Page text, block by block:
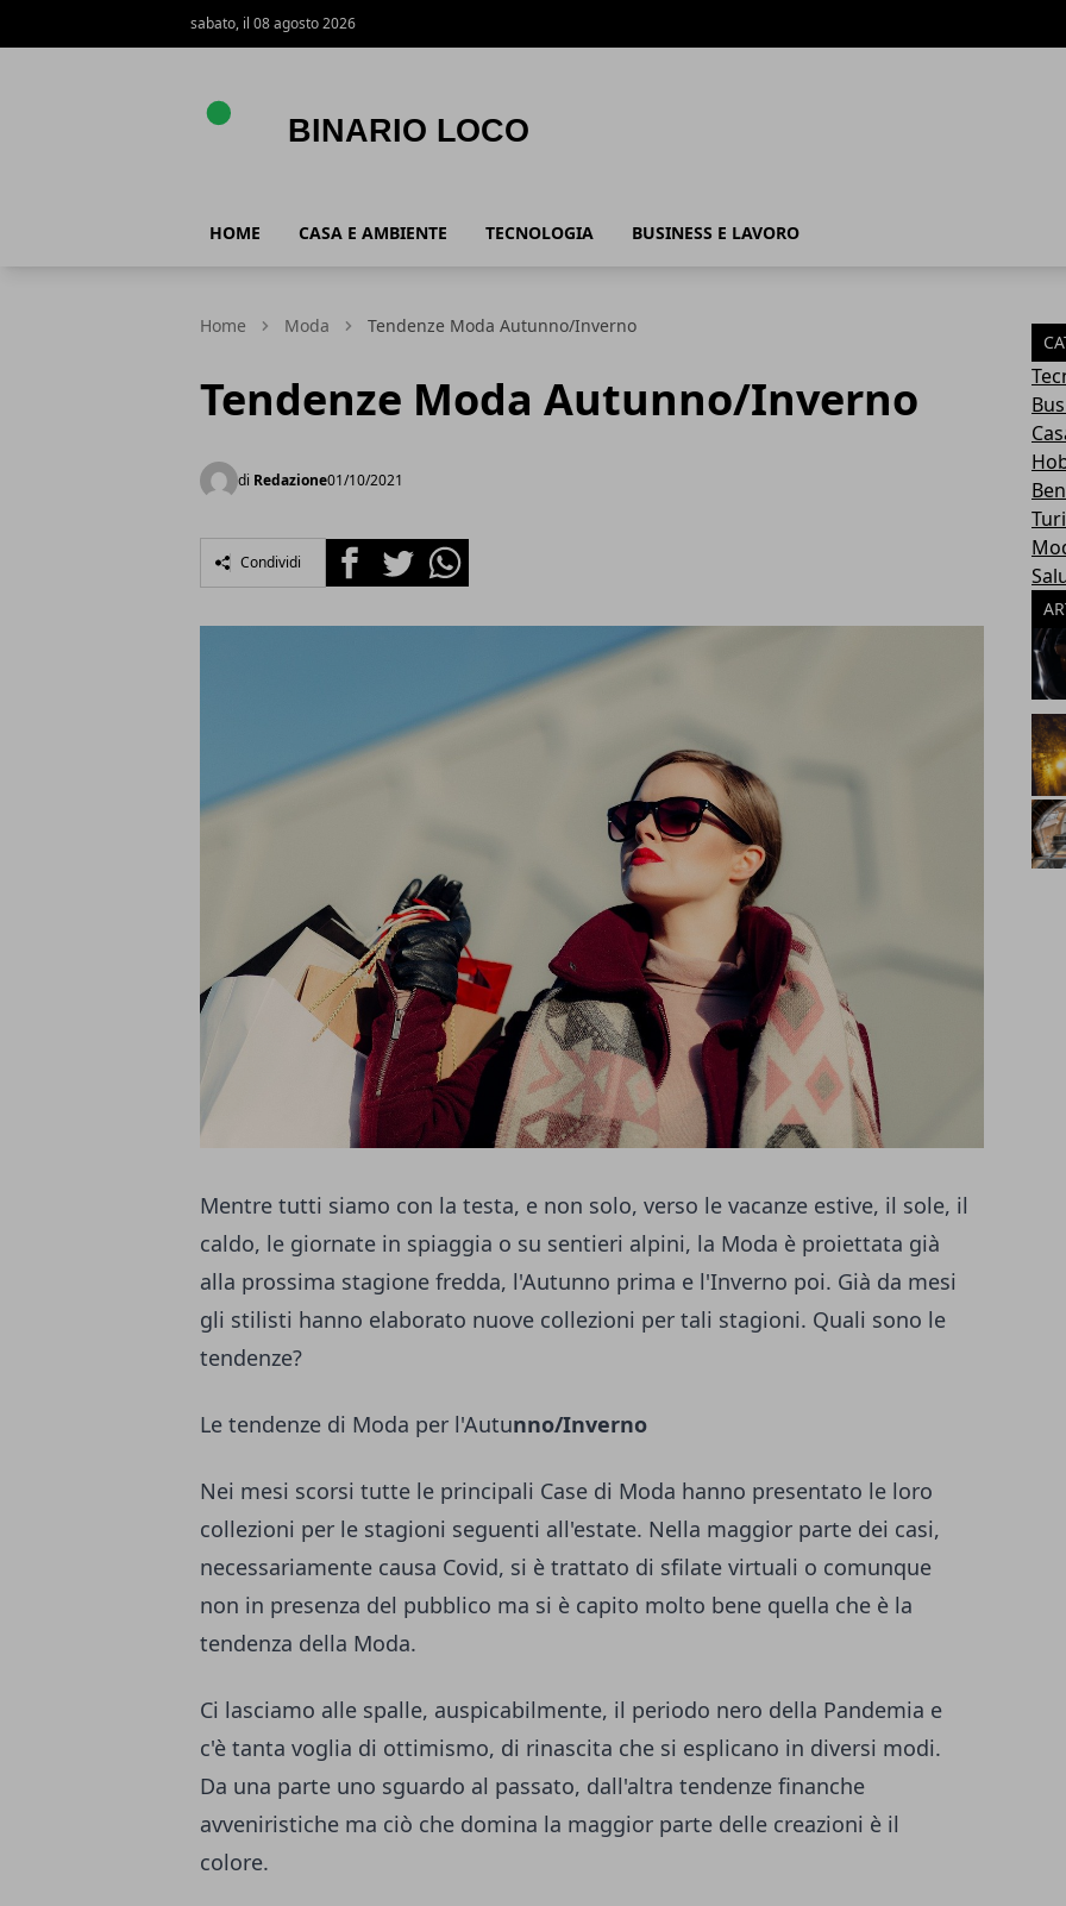
sabato, il 08 agosto 2026
HOME CASA E AMBIENTE TECNOLOGIA BUSINESS E LAVORO
Home Moda Tendenze Moda Autunno/Inverno
Tendenze Moda Autunno/Inverno
di Redazione01/10/2021
Condividi FacebookTwitterWhatsapp
Mentre tutti siamo con la testa, e non solo, verso le vacanze estive, il sole, il
caldo, le giornate in spiaggia o su sentieri alpini, la Moda è proiettata già
alla prossima stagione fredda, l'Autunno prima e l'Inverno poi. Già da mesi
gli stilisti hanno elaborato nuove collezioni per tali stagioni. Quali sono le
tendenze?
Le tendenze di Moda per l'Autunno/Inverno
Nei mesi scorsi tutte le principali Case di Moda hanno presentato le loro
collezioni per le stagioni seguenti all'estate. Nella maggior parte dei casi,
necessariamente causa Covid, si è trattato di sfilate virtuali o comunque
non in presenza del pubblico ma si è capito molto bene quella che è la
tendenza della Moda.
Ci lasciamo alle spalle, auspicabilmente, il periodo nero della Pandemia e
c'è tanta voglia di ottimismo, di rinascita che si esplicano in diversi modi.
Da una parte uno sguardo al passato, dall'altra tendenze finanche
avveniristiche ma ciò che domina la maggior parte delle creazioni è il
colore.